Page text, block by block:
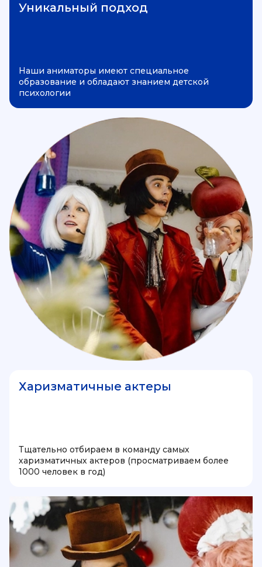
Уникальный подход
Наши аниматоры имеют специальное
образование и обладают знанием детской
психологии
Харизматичные актеры
Тщательно отбираем в команду самых
харизматичных актеров (просматриваем более
1000 человек в год)